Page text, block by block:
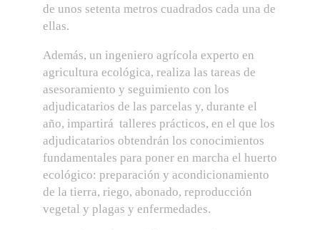
de unos setenta metros cuadrados cada una de
ellas.
Además, un ingeniero agrícola experto en
agricultura ecológica, realiza las tareas de
asesoramiento y seguimiento con los
adjudicatarios de las parcelas y, durante el
año, impartirá talleres prácticos, en el que los
adjudicatarios obtendrán los conocimientos
fundamentales para poner en marcha el huerto
ecológico: preparación y acondicionamiento
de la tierra, riego, abonado, reproducción
vegetal y plagas y enfermedades.